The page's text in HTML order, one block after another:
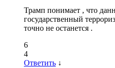
Трамп понимает , что
государственный
точно не останется .
6
4
Ответить ↓